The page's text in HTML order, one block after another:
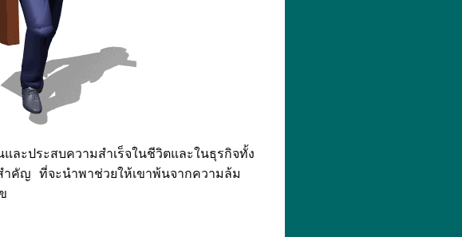
ละประสบความสำเร็จในชีวิตและในธุรกิจทั้ง
คัญ ที่จะนำพาช่วยให้เขาพ้นจากความล้ม